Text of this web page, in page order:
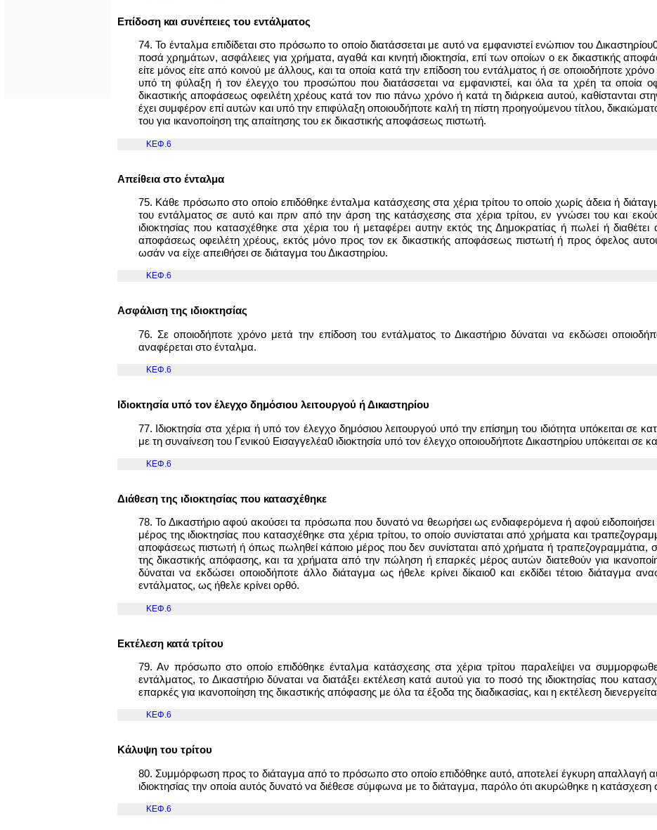
Επίδοση και συνέπειες του εντάλματος
74. Το ένταλμα επιδίδεται στο πρόσωπο το οποίο διατάσσεται με αυτό να εμφανιστεί ενώπιον του
ποσά χρημάτων, ασφάλειες για χρήματα, αγαθά και κινητή ιδιοκτησία, επί των οποίων ο εκ δικαστικής
είτε μόνος είτε από κοινού με άλλους, και τα οποία κατά την επίδοση του εντάλματος ή σε οποιοδήποτε
υπό τη φύλαξη ή τον έλεγχο του προσώπου που διατάσσεται να εμφανιστεί, και όλα τα χρέη τα οποία
δικαστικής αποφάσεως οφειλέτη χρέους κατά τον πιο πάνω χρόνο ή κατά τη διάρκεια αυτού, καθίστανται
έχει συμφέρον επί αυτών και υπό την επιφύλαξη οποιουδήποτε καλή τη πίστη προηγούμενου τίτλου,
του για ικανοποίηση της απαίτησης του εκ δικαστικής αποφάσεως πιστωτή.
ΚΕΦ.6
Απείθεια στο ένταλμα
75. Κάθε πρόσωπο στο οποίο επιδόθηκε ένταλμα κατάσχεσης στα χέρια τρίτου το οποίο χωρίς άδεια ή
του εντάλματος σε αυτό και πριν από την άρση της κατάσχεσης στα χέρια τρίτου, εν γνώσει του και
ιδιοκτησίας που κατασχέθηκε στα χέρια του ή μεταφέρει αυτην εκτός της Δημοκρατίας ή πωλεί ή διαθέτει
αποφάσεως οφειλέτη χρέους, εκτός μόνο προς τον εκ δικαστικής αποφάσεως πιστωτή ή προς όφελος αυτού,
ωσάν να είχε απειθήσει σε διάταγμα του Δικαστηρίου.
ΚΕΦ.6
Ασφάλιση της ιδιοκτησίας
76. Σε οποιοδήποτε χρόνο μετά την επίδοση του εντάλματος το Δικαστήριο δύναται να εκδώσει
αναφέρεται στο ένταλμα.
ΚΕΦ.6
Ιδιοκτησία υπό τον έλεγχο δημόσιου λειτουργού ή Δικαστηρίου
77. Ιδιοκτησία στα χέρια ή υπό τον έλεγχο δημόσιου λειτουργού υπό την επίσημη του ιδιότητα υπόκειται σε
με τη συναίνεση του Γενικού Εισαγγελέα0 ιδιοκτησία υπό τον έλεγχο οποιουδήποτε Δικαστηρίου υπόκειται σε
ΚΕΦ.6
Διάθεση της ιδιοκτησίας που κατασχέθηκε
78. Το Δικαστήριο αφού ακούσει τα πρόσωπα που δυνατό να θεωρήσει ως ενδιαφερόμενα ή αφού
μέρος της ιδιοκτησίας που κατασχέθηκε στα χέρια τρίτου, το οποίο συνίσταται από χρήματα και
αποφάσεως πιστωτή ή όπως πωληθεί κάποιο μέρος που δεν συνίσταται από χρήματα ή τραπεζογραμμάτια,
της δικαστικής απόφασης, και τα χρήματα από την πώληση ή επαρκές μέρος αυτών διατεθούν για
δύναται να εκδώσει οποιοδήποτε άλλο διάταγμα ως ήθελε κρίνει δίκαιο0 και εκδίδει τέτοιο
εντάλματος, ως ήθελε κρίνει ορθό.
ΚΕΦ.6
Εκτέλεση κατά τρίτου
79. Αν πρόσωπο στο οποίο επιδόθηκε ένταλμα κατάσχεσης στα χέρια τρίτου παραλείψει να
εντάλματος, το Δικαστήριο δύναται να διατάξει εκτέλεση κατά αυτού για το ποσό της ιδιοκτησίας που
επαρκές για ικανοποίηση της δικαστικής απόφασης με όλα τα έξοδα της διαδικασίας, και η εκτέλεση
ΚΕΦ.6
Κάλυψη του τρίτου
80. Συμμόρφωση προς το διάταγμα από το πρόσωπο στο οποίο επιδόθηκε αυτό, αποτελεί έγκυρη απαλλαγή
ιδιοκτησίας την οποία αυτός δυνατό να διέθεσε σύμφωνα με το διάταγμα, παρόλο ότι ακυρώθηκε η
ΚΕΦ.6